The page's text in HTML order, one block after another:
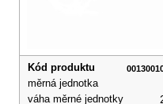
Kód produktu
měrná jednotka
váha měrné jednotky